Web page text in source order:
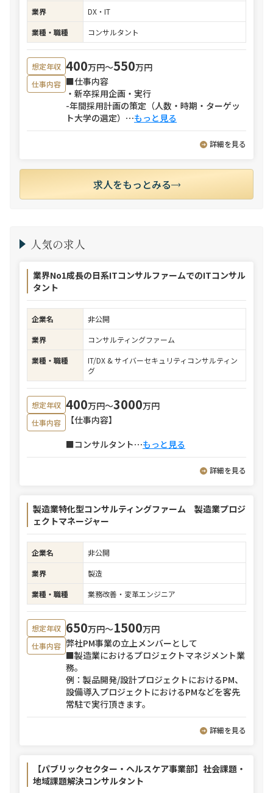
業界
DX・IT
業種・職種
コンサルタント
想定年収 400万円〜550万円
仕事内容 ■仕事内容
・新卒採用企画・実行
-年間採用計画の策定（人数・時期・ターゲッ
ト大学の選定） ⋯もっと見る
詳細を見る
求人をもっとみる
人気の求人
業界No1成長の日系ITコンサルファームでのITコンサル
タント
企業名
非公開
業界
コンサルティングファーム
業種・職種
IT/DX & サイバーセキュリティコンサルティン
グ
想定年収 400万円〜3000万円
仕事内容
【仕事内容】
■コンサルタント⋯もっと見る
詳細を見る
製造業特化型コンサルティングファーム 製造業プロジ
ェクトマネージャー
企業名
非公開
業界
製造
業種・職種
業務改善・変革エンジニア
想定年収 650万円〜1500万円
仕事内容 弊社PM事業の立上メンバーとして
■製造業におけるプロジェクトマネジメント業
務。
例：製品開発/設計プロジェクトにおけるPM、
設備導入プロジェクトにおけるPMなどを客先
常駐で実行頂きます。
詳細を見る
【パブリックセクター・ヘルスケア事業部】社会課題・
地域課題解決コンサルタント